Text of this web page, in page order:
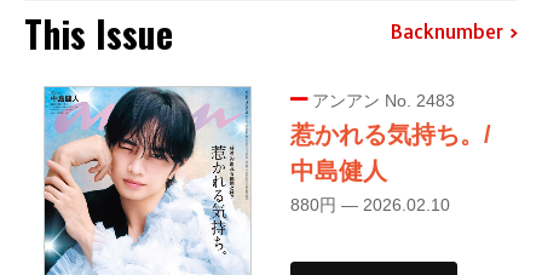
This Issue Backnumber
アンアン No. 2483
惹かれる気持ち。/
中島健人
880円 — 2026.02.10